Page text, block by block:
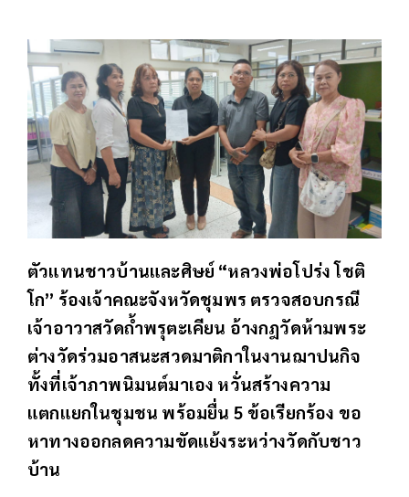
ตัวแทนชาวบ้านและศิษย์ “หลวงพ่อโปร่ง โชติ
โก” ร้องเจ้าคณะจังหวัดชุมพร ตรวจสอบกรณี
เจ้าอาวาสวัดถ้ำพรุตะเคียน อ้างกฎวัดห้ามพระ
ต่างวัดร่วมอาสนะสวดมาติกาในงานฌาปนกิจ
ทั้งที่เจ้าภาพนิมนต์มาเอง หวั่นสร้างความ
แตกแยกในชุมชน พร้อมยื่น 5 ข้อเรียกร้อง ขอ
หาทางออกลดความขัดแย้งระหว่างวัดกับชาว
บ้าน